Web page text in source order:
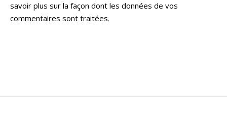
savoir plus sur la façon dont les données de vos
commentaires sont traitées.